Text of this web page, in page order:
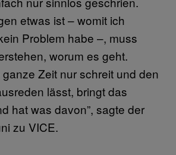
etwas ist – womit ich
Problem habe –, muss
worum es geht.
Zeit nur schreit und den
lässt, bringt das
hat was davon”, sagte der
zu VICE.